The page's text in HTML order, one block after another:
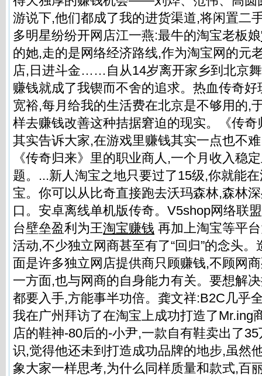
游说下,他们都成了我的进货渠道,将闲置二
多明星纷纷开网店江一燕:最牛的淘宝老板娘
的她,走的是网络经济路线,作为淘宝网的元
店,日进斗金……自从14岁离开家乡到北京
赚钱就成了我锲而不舍的追求。热血传奇
宽裕,每月给我的生活费在北京是不够用的,
样去赚钱改善这种拮据窘迫的现实。《传
其实告诉大家,在游戏里赚钱其实一点也不
《传奇归来》里的职业商人,一个月收入稳
题。...新人淘宝之地只要过了15级,你就能
宝。你可以从比奇直接跑去沃玛森林,森林
口。安卓离线单机版传奇。V5shop网络联
台壁垒盈利为王淘宝赚钱 再加上淘宝等平
活动,不少独立网商甚至有了“回归”的念头
面是许多独立网店提供商只顾赚钱,不顾网
一方面,也与网商的自身能力有关。要想解
都要入手,方能事半功倍。龚文祥:B2C几乎
我在广州拜访了在淘宝上成功打造了Mr.ing
店的鞋神-80后的-小尹,一款自有鞋卖出了
识,觉得他还未到打造成功品牌的地步,虽然
象大家一样思考,为什么同样质量和款式,百